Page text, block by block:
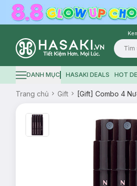
Logo
Hamburger icon
DANH MỤC HASAKI DEALS HOT
Trang chủ Gift [Gift] Combo 4